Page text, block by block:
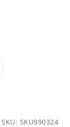
SKU: SKU990324